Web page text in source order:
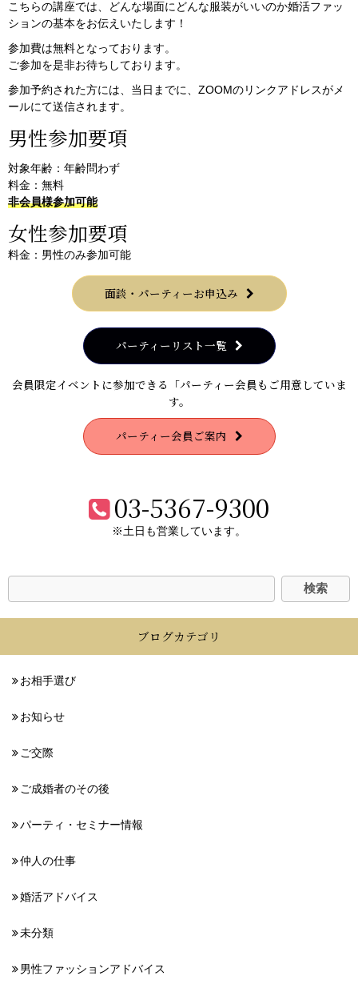
こちらの講座では、どんな場面にどんな服装がいいのか婚活ファッ
ションの基本をお伝えいたします！
参加費は無料となっております。
ご参加を是非お待ちしております。
参加予約された方には、当日までに、ZOOMのリンクアドレスがメ
ールにて送信されます。
男性参加要項
対象年齢：年齢問わず
料金：無料
非会員様参加可能
女性参加要項
料金：男性のみ参加可能
面談・パーティーお申込み
パーティーリスト一覧
会員限定イベントに参加できる「パーティー会員もご用意していま
す。
パーティー会員ご案内
03-5367-9300
※土日も営業しています。
ブログカテゴリ
お相手選び
お知らせ
ご交際
ご成婚者のその後
パーティ・セミナー情報
仲人の仕事
婚活アドバイス
未分類
男性ファッションアドバイス